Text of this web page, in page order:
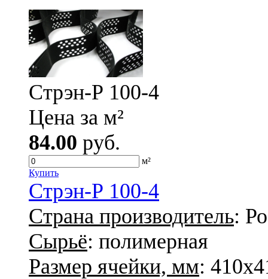
Стрэн-Р 100-4
Цена за м²
84.00 руб.
м²
Купить
Стрэн-Р 100-4
Страна производитель:
Сырьё: полимерная
Размер ячейки, мм: